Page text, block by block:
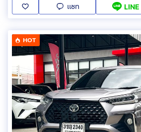
แชท LINE
HOT